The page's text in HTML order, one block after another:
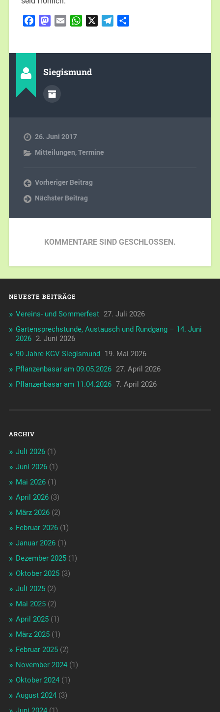
FacebookMastodon
Email WhatsApp Telegram
Siegismund
26. Juni 2017
Mitteilungen,Termine
Vorheriger Beitrag
Nächster Beitrag
KOMMENTARE SIND GESCHLOSSEN.
NEUESTE BEITRÄGE
Vereins- und Sommerfest 27. Juli 2026
Gartensprechstunde, Austausch und Rundgang – 14. Juni
2026 2. Juni 2026
90 Jahre KGV Siegismund 19. Mai 2026
Pflanzenbasar am 09.05.2026 27. April 2026
Pflanzenbasar am 11.04.2026 7. April 2026
ARCHIV
Juli 2026(1)
Juni 2026(1)
Mai 2026(1)
April 2026(3)
März 2026(2)
Februar 2026(1)
Januar 2026(1)
Dezember 2025(1)
Oktober 2025(3)
Juli 2025(2)
Mai 2025(2)
April 2025(1)
März 2025(1)
Februar 2025(2)
November 2024(1)
Oktober 2024(1)
August 2024(3)